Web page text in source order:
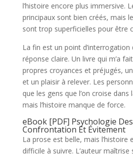
l’histoire encore plus immersive.
principaux sont bien créés, mais
sont trop superficielles pour être
La fin est un point d’interrogation
réponse claire. Un livre qui m’a
propres croyances et préjugés,
et un plaisir à relever. Les
que les gens que l’on croise
mais l’histoire manque de force.
eBook [PDF] Psychologie
Confrontation Et Évitement
La prose est belle, mais
difficile à suivre. L’auteur